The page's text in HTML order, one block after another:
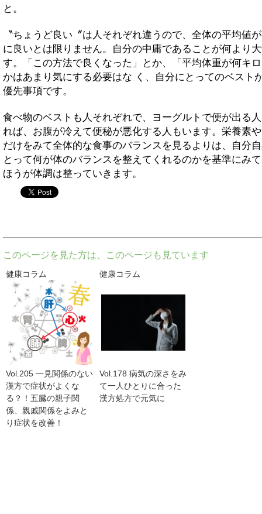
と。
〝ちょうど良い〞は人それぞれ違うので、全体の平均値
に良いとは限りません。自分の中庸であることが何より
す。「この方法で良くなった」とか、「平均体重が何キ
かはあまり気にする必要はな く、自分にとってのベスト
優先事項です。
食べ物のベストも人それぞれで、ヨーグルトで便が出る
れば、お腹が冷えて便秘が悪化する人もいます。栄養素
だけをみて全体的な食事のバランスを見るよりは、自分
とって何が体のバランスを整えてくれるのかを基準にみ
ほうが体調は整っていきます。
このページを見た方は、このページも見ています
健康コラム
Vol.205 一見関係のない
漢方で症状がよくな
る？！五臓の親子関
係、親戚関係をよみと
り症状を改善！
健康コラム
Vol.178 病気の深さをみ
て一人ひとりに合った
漢方処方で元気に